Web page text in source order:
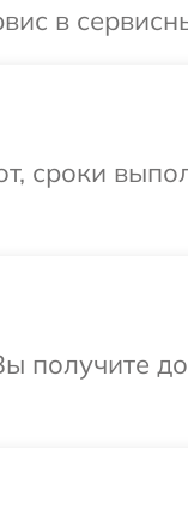
в
сроки
получите